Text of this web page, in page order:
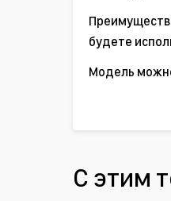
будете
Модель
С этим